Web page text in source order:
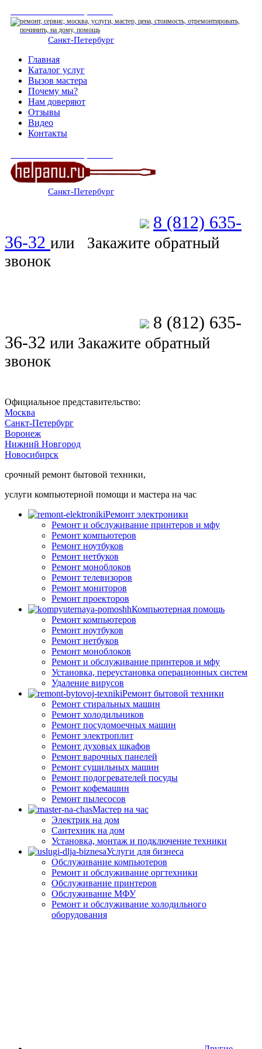
Санкт-Петербург
Главная
Каталог услуг
Вызов мастера
Почему мы?
Нам доверяют
Отзывы
Видео
Контакты
Санкт-Петербург
8 (812) 635-
36-32 или
Закажите обратный
звонок
8 (812) 635-
36-32 или Закажите обратный
звонок
Официальное представительство:
Москва
Санкт-Петербург
Воронеж
Нижний Новгород
Новосибирск
срочный ремонт бытовой техники,
услуги компьютерной помощи и мастера на час
Ремонт электроники
Ремонт и обслуживание принтеров и мфу
Ремонт компьютеров
Ремонт ноутбуков
Ремонт нетбуков
Ремонт моноблоков
Ремонт телевизоров
Ремонт мониторов
Ремонт проекторов
Компьютерная помощь
Ремонт компьютеров
Ремонт ноутбуков
Ремонт нетбуков
Ремонт моноблоков
Ремонт и обслуживание принтеров и мфу
Установка, переустановка операционных систем
Удаление вирусов
Ремонт бытовой техники
Ремонт стиральных машин
Ремонт холодильников
Ремонт посудомоечных машин
Ремонт электроплит
Ремонт духовых шкафов
Ремонт варочных панелей
Ремонт сушильных машин
Ремонт подогревателей посуды
Ремонт кофемашин
Ремонт пылесосов
Мастер на час
Электрик на дом
Сантехник на дом
Установка, монтаж и подключение техники
Услуги для бизнеса
Обслуживание компьютеров
Ремонт и обслуживание оргтехники
Обслуживание принтеров
Обслуживание МФУ
Ремонт и обслуживание холодильного
оборудования